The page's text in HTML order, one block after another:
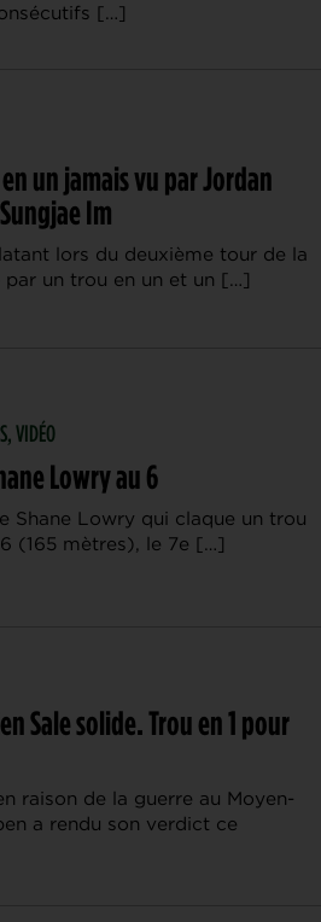
[…]
un jamais vu par Jordan
Im
lors du deuxième tour de la
par un trou en un et un […]
VIDÉO
Lowry au 6
Shane Lowry qui claque un trou
(165 mètres), le 7e […]
Sale solide. Trou en 1 pour
raison de la guerre au Moyen-
a rendu son verdict ce